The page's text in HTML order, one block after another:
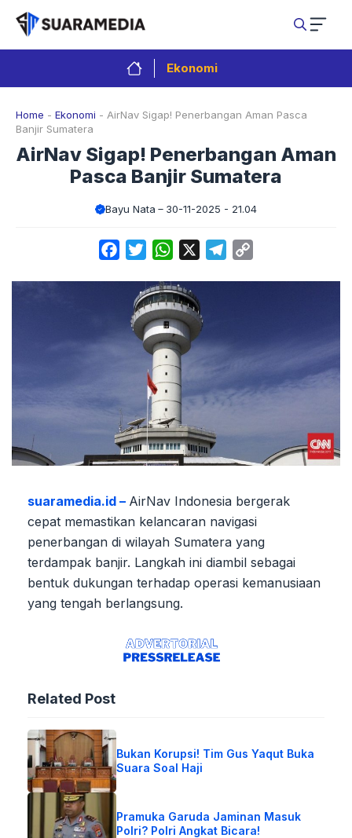
Langsung
isi
Ekonomi
Home - Ekonomi - AirNav Sigap! Penerbangan Aman Pasca
Banjir Sumatera
AirNav Sigap! Penerbangan Aman
Pasca Banjir Sumatera
Bayu Nata 30-11-2025 - 21.04
FacebookTwitterWhatsApp Telegram
suaramedia.id – AirNav Indonesia bergerak
cepat memastikan kelancaran navigasi
penerbangan di wilayah Sumatera yang
terdampak banjir. Langkah ini diambil sebagai
bentuk dukungan terhadap operasi kemanusiaan
yang tengah berlangsung.
Related Post
Bukan Korupsi! Tim Gus Yaqut Buka
Suara Soal Haji
Pramuka Garuda Jaminan Masuk
Polri? Polri Angkat Bicara!